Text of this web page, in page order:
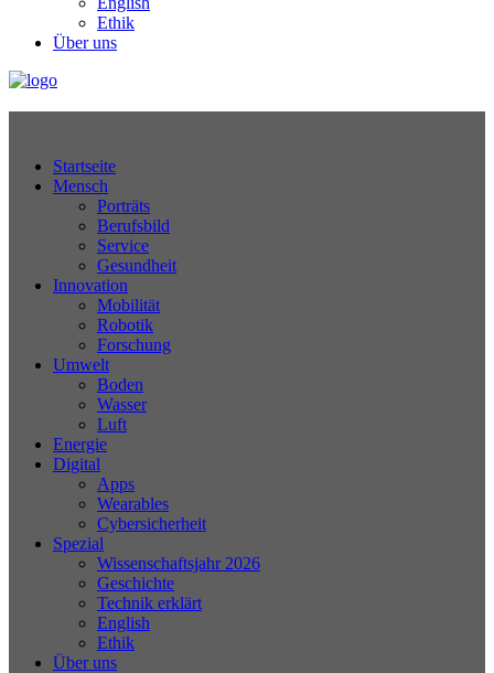
Ethik
Über uns
Startseite
Mensch
Porträts
Berufsbild
Service
Gesundheit
Innovation
Mobilität
Robotik
Forschung
Umwelt
Boden
Wasser
Luft
Energie
Digital
Apps
Wearables
Cybersicherheit
Spezial
Wissenschaftsjahr 2026
Geschichte
Technik erklärt
English
Ethik
Über uns